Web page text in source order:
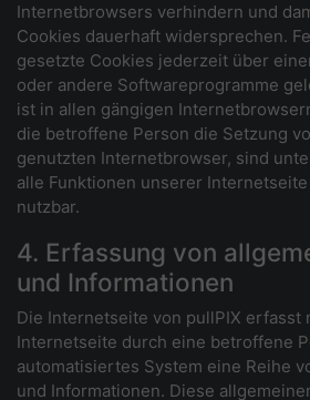
Internetbrowsers verhindern und
Cookies dauerhaft widersprechen.
gesetzte Cookies jederzeit über
oder andere Softwareprogramme
ist in allen gängigen
die betroffene Person die Setzung
genutzten Internetbrowser, sind
alle Funktionen unserer
nutzbar.
4. Erfassung von
und Informationen
Die Internetseite von pullPIX erfasst
Internetseite durch eine betroffene
automatisiertes System eine Reihe
und Informationen. Diese